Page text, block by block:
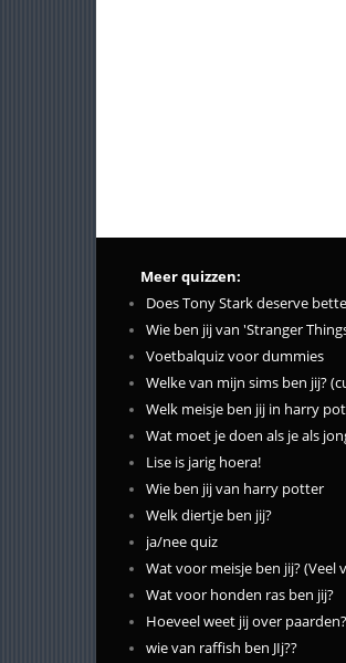
Meer quizzen:
Does Tony Stark deserve
Wie ben jij van 'Stranger
Voetbalquiz voor dummies
Welke van mijn sims ben jij?
Welk meisje ben jij in harry
Wat moet je doen als je als
Lise is jarig hoera!
Wie ben jij van harry potter
Welk diertje ben jij?
ja/nee quiz
Wat voor meisje ben jij? (Veel
Wat voor honden ras ben jij?
Hoeveel weet jij over paarden?
wie van raffish ben JIj??